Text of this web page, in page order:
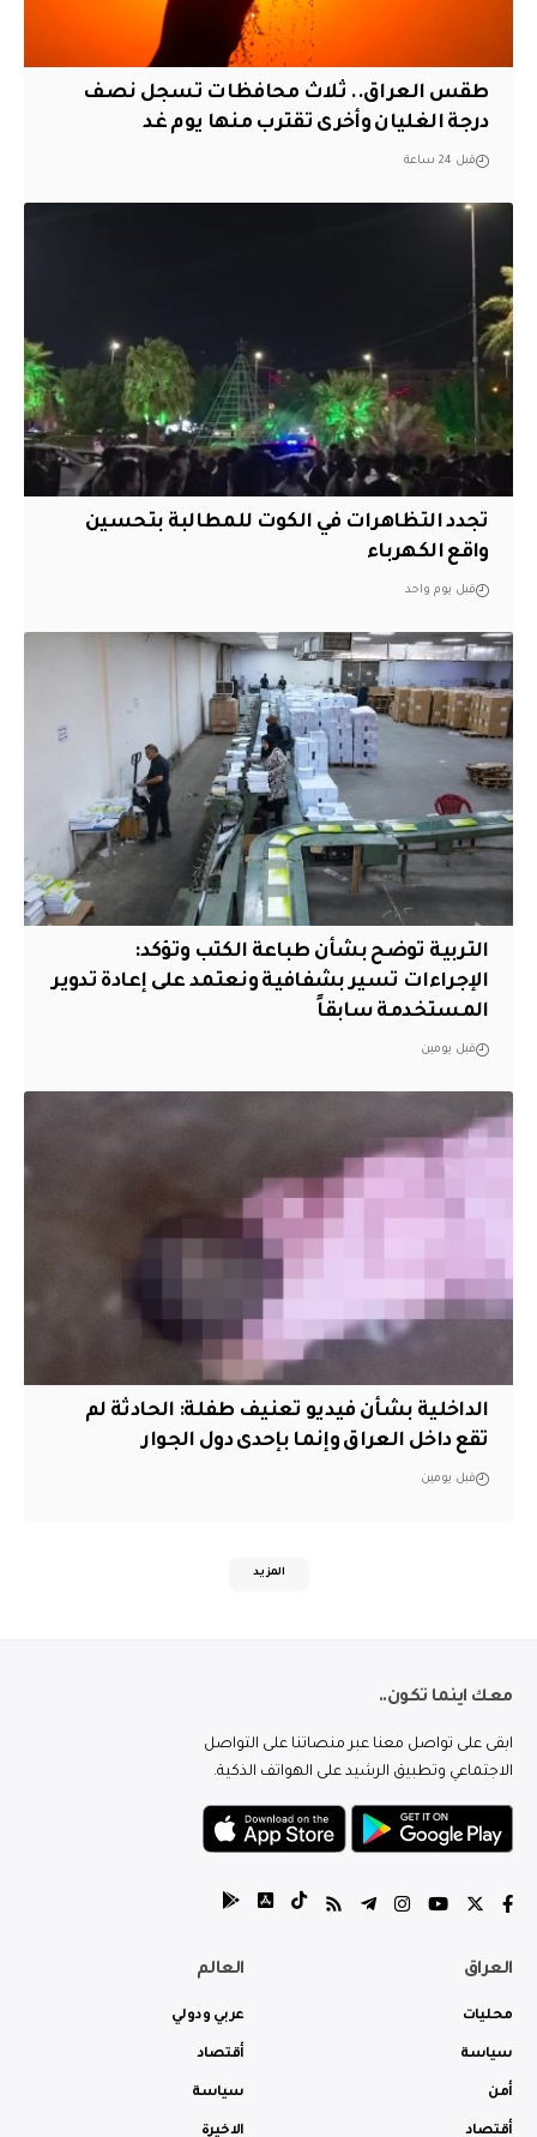
طقس العراق.. ثلاث محافظات تسجل نصف
درجة الغليان وأخرى تقترب منها يوم غد
قبل 24 ساعة
تجدد التظاهرات في الكوت للمطالبة بتحسين
واقع الكهرباء
قبل يوم واحد
التربية توضح بشأن طباعة الكتب وتؤكد:
الإجراءات تسير بشفافية ونعتمد على إعادة تدوير
المستخدمة سابقاً
قبل يومين
الداخلية بشأن فيديو تعنيف طفلة: الحادثة لم
تقع داخل العراق وإنما بإحدى دول الجوار
قبل يومين
المزيد
معك اينما تكون..
ابقى على تواصل معنا عبر منصاتنا على التواصل
الاجتماعي وتطبيق الرشيد على الهواتف الذكية.
العراق
محليات
سياسة
أمن
أقتصاد
العالم
عربي ودولي
أقتصاد
سياسة
الاخيرة